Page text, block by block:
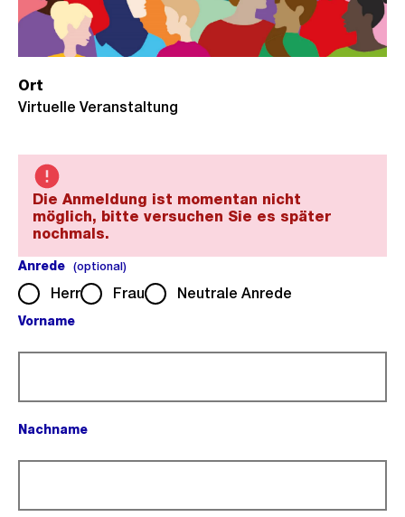
Ort
Virtuelle Veranstaltung
Die Anmeldung ist momentan nicht
möglich, bitte versuchen Sie es später
nochmals.
Anrede (optional)(optional).
Herr Frau Neutrale Anrede
Vorname
Nachname